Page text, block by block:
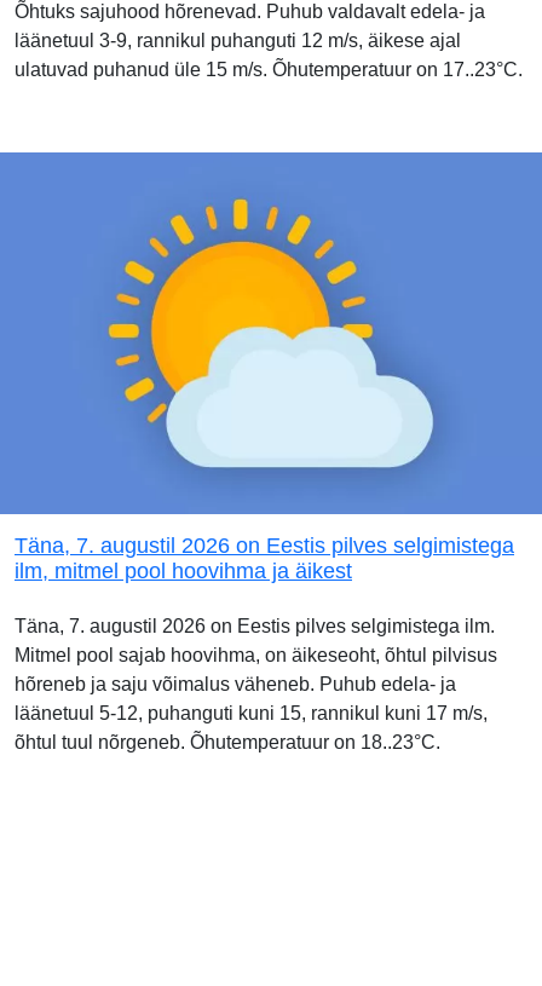
Õhtuks sajuhood hõrenevad. Puhub valdavalt edela- ja
läänetuul 3-9, rannikul puhanguti 12 m/s, äikese ajal
ulatuvad puhanud üle 15 m/s. Õhutemperatuur on 17..23°C.
Täna, 7. augustil 2026 on Eestis pilves selgimistega
ilm, mitmel pool hoovihma ja äikest
Täna, 7. augustil 2026 on Eestis pilves selgimistega ilm.
Mitmel pool sajab hoovihma, on äikeseoht, õhtul pilvisus
hõreneb ja saju võimalus väheneb. Puhub edela- ja
läänetuul 5-12, puhanguti kuni 15, rannikul kuni 17 m/s,
õhtul tuul nõrgeneb. Õhutemperatuur on 18..23°C.